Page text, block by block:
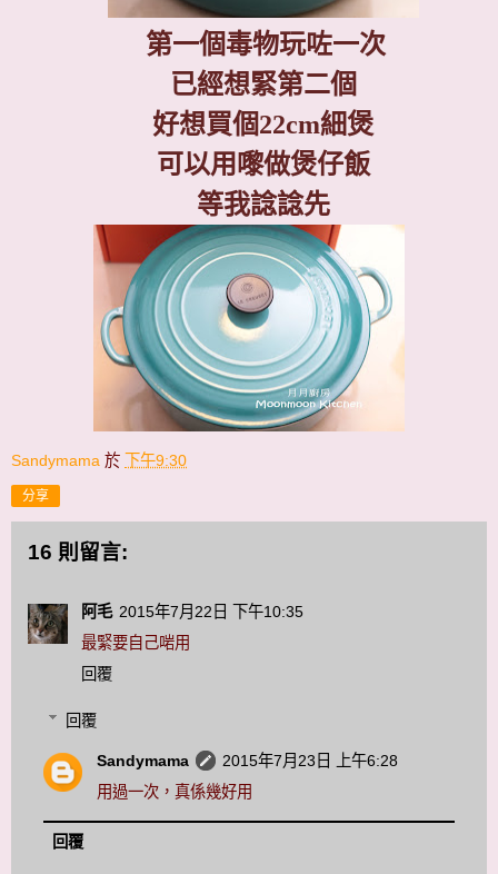
第一個毒物玩咗一次
已經想緊第二個
好想買個22cm細煲
可以用嚟做煲仔飯
等我諗諗先
Sandymama 於 下午9:30
分享
16 則留言:
阿毛 2015年7月22日 下午10:35
最緊要自己啱用
回覆
回覆
Sandymama
2015年7月23日 上午6:28
用過一次，真係幾好用
回覆